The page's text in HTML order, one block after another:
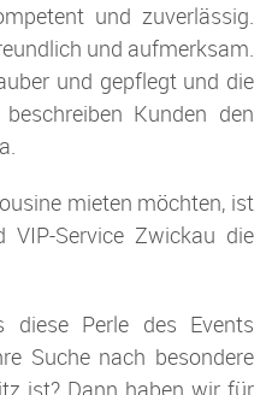
und zuverlässig.
und aufmerksam.
und gepflegt und die
Kunden den
mieten möchten, ist
Service Zwickau die
diese Perle des Events
Suche nach besondere
ist? Dann haben wir für